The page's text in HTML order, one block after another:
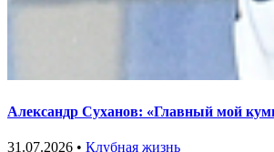
Александр Суханов: «Главный мой
31.07.2026 • Клубная жизнь